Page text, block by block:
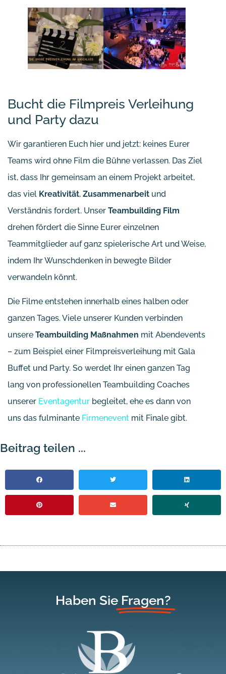
Bucht die Filmpreis Verleihung
und Party dazu
Wir garantieren Euch hier und jetzt: keines Eurer
Teams wird ohne Film die Bühne verlassen. Das Ziel
ist, dass Ihr gemeinsam an einem Projekt arbeitet,
das viel Kreativität, Zusammenarbeit und
Verständnis fordert. Unser Teambuilding Film
drehen fördert die Sinne Eurer einzelnen
Teammitglieder auf ganz spielerische Art und Weise,
indem Ihr Wunschdenken in bewegte Bilder
verwandeln könnt.
Die Filme entstehen innerhalb eines halben oder
ganzen Tages. Viele unserer Kunden verbinden
unsere Teambuilding Maßnahmen mit Abendevents
– zum Beispiel einer Filmpreisverleihung mit Gala
Buffet und Party. So werdet Ihr einen ganzen Tag
lang von professionellen Teambuilding Coaches
unserer Eventagentur begleitet, ehe es dann von
uns das fulminante Firmenevent mit Finale gibt.
Beitrag teilen ...
Haben Sie Fragen?